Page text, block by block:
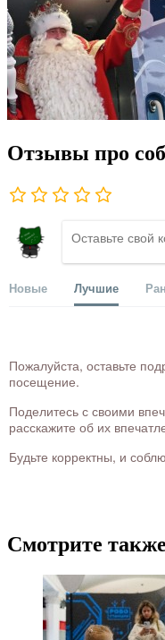
Отзывы про
Новые Лучшие
Пожалуйста, оставьте
посещение.
Поделитесь с своими
расскажите об их
Будьте корректны, и
Смотрите